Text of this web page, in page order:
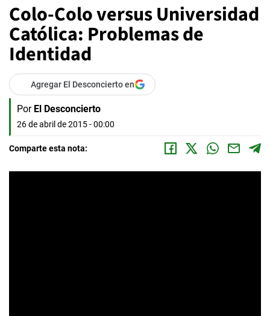
Colo-Colo versus Universidad
Católica: Problemas de
Identidad
Agregar El Desconcierto en
Por El Desconcierto
26 de abril de 2015 - 00:00
Comparte esta nota: